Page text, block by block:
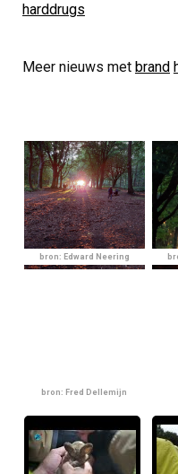
harddrugs
Meer nieuws met brand
bron: Edward Neering
bron: Fred Dellemijn